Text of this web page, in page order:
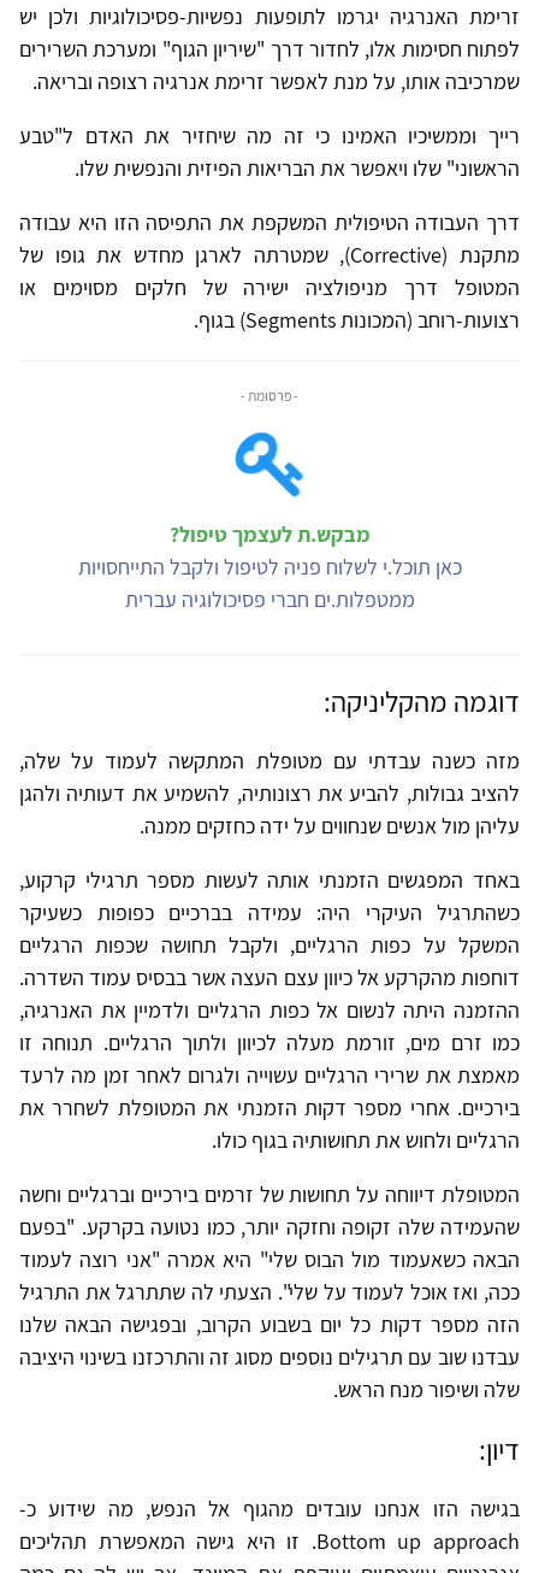
זרימת האנרגיה יגרמו לתופעות נפשיות-פסיכולוגיות ולכן יש
לפתוח חסימות אלו, לחדור דרך "שיריון הגוף" ומערכת השרירים
שמרכיבה אותו, על מנת לאפשר זרימת אנרגיה רצופה ובריאה.
רייך וממשיכיו האמינו כי זה מה שיחזיר את האדם ל"טבע
הראשוני" שלו ויאפשר את הבריאות הפיזית והנפשית שלו.
דרך העבודה הטיפולית המשקפת את התפיסה הזו היא עבודה
מתקנת (Corrective), שמטרתה לארגן מחדש את גופו של
המטופל דרך מניפולציה ישירה של חלקים מסוימים או
רצועות-רוחב (המכונות Segments) בגוף.
- פרסומת -
מבקש.ת לעצמך טיפול?
כאן תוכל.י לשלוח פניה לטיפול ולקבל התייחסויות
ממטפלות.ים חברי פסיכולוגיה עברית
דוגמה מהקליניקה:
מזה כשנה עבדתי עם מטופלת המתקשה לעמוד על שלה,
להציב גבולות, להביע את רצונותיה, להשמיע את דעותיה ולהגן
עליהן מול אנשים שנחווים על ידה כחזקים ממנה.
באחד המפגשים הזמנתי אותה לעשות מספר תרגילי קרקוע,
כשהתרגיל העיקרי היה: עמידה בברכיים כפופות כשעיקר
המשקל על כפות הרגליים, ולקבל תחושה שכפות הרגליים
דוחפות מהקרקע אל כיוון עצם העצה אשר בבסיס עמוד השדרה.
ההזמנה היתה לנשום אל כפות הרגליים ולדמיין את האנרגיה,
כמו זרם מים, זורמת מעלה לכיוון ולתוך הרגליים. תנוחה זו
מאמצת את שרירי הרגליים עשוייה ולגרום לאחר זמן מה לרעד
בירכיים. אחרי מספר דקות הזמנתי את המטופלת לשחרר את
הרגליים ולחוש את תחושותיה בגוף כולו.
המטופלת דיווחה על תחושות של זרמים בירכיים וברגליים וחשה
שהעמידה שלה זקופה וחזקה יותר, כמו נטועה בקרקע. "בפעם
הבאה כשאעמוד מול הבוס שלי" היא אמרה "אני רוצה לעמוד
ככה, ואז אוכל לעמוד על שלי". הצעתי לה שתתרגל את התרגיל
הזה מספר דקות כל יום בשבוע הקרוב, ובפגישה הבאה שלנו
עבדנו שוב עם תרגילים נוספים מסוג זה והתרכזנו בשינוי היציבה
שלה ושיפור מנח הראש.
דיון:
בגישה הזו אנחנו עובדים מהגוף אל הנפש, מה שידוע כ-
Bottom up approach. זו היא גישה המאפשרת תהליכים